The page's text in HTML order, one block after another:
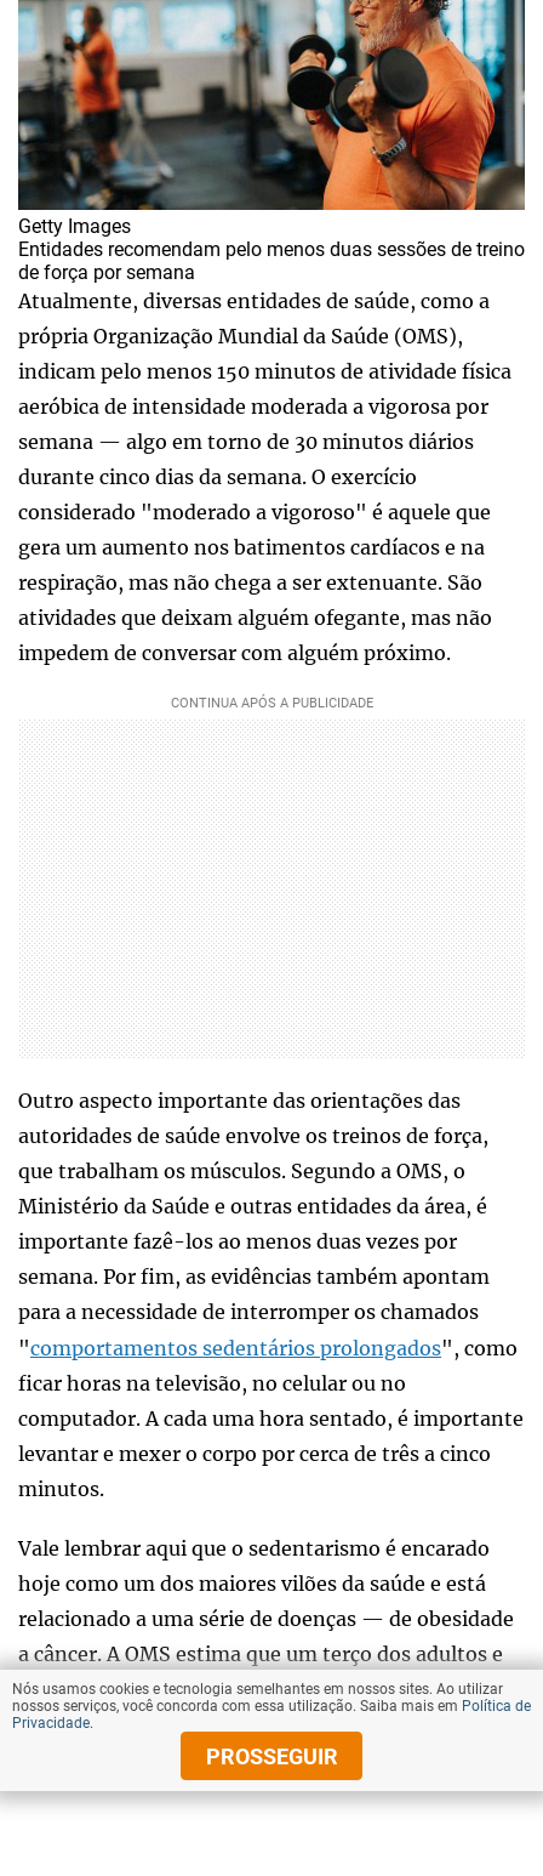
Getty Images
Entidades recomendam pelo menos duas sessões de treino
de força por semana
Atualmente, diversas entidades de saúde, como a
própria Organização Mundial da Saúde (OMS),
indicam pelo menos 150 minutos de atividade física
aeróbica de intensidade moderada a vigorosa por
semana — algo em torno de 30 minutos diários
durante cinco dias da semana. O exercício
considerado "moderado a vigoroso" é aquele que
gera um aumento nos batimentos cardíacos e na
respiração, mas não chega a ser extenuante. São
atividades que deixam alguém ofegante, mas não
impedem de conversar com alguém próximo.
Outro aspecto importante das orientações das
autoridades de saúde envolve os treinos de força,
que trabalham os músculos. Segundo a OMS, o
Ministério da Saúde e outras entidades da área, é
importante fazê-los ao menos duas vezes por
semana. Por fim, as evidências também apontam
para a necessidade de interromper os chamados
"comportamentos sedentários prolongados", como
ficar horas na televisão, no celular ou no
computador. A cada uma hora sentado, é importante
levantar e mexer o corpo por cerca de três a cinco
minutos.
Vale lembrar aqui que o sedentarismo é encarado
hoje como um dos maiores vilões da saúde e está
relacionado a uma série de doenças — de obesidade
a câncer. A OMS estima que um terço dos adultos e
81% dos adolescentes não praticam atividade física
suficiente.
Nós usamos cookies e tecnologia semelhantes em nossos sites. Ao utilizar
nossos serviços, você concorda com essa utilização. Saiba mais em Política de
Privacidade.
PROSSEGUIR